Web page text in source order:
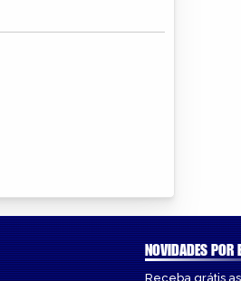
NOVIDADES POR
Receba grátis